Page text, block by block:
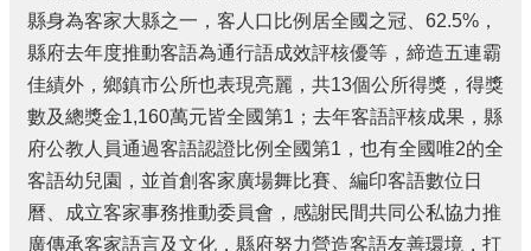
性
別
平
等
專
區
消
費
者
縣身為客家大縣之一，客人口比例居全國之冠、62.5%，
縣府去年度推動客語為通行語成效評核優等，締造五連霸
佳績外，鄉鎮市公所也表現亮麗，共13個公所得獎，得獎
數及總獎金1,160萬元皆全國第1；去年客語評核成果，縣
府公教人員通過客語認證比例全國第1，也有全國唯2的全
客語幼兒園，並首創客家廣場舞比賽、編印客語數位日
曆、成立客家事務推動委員會，感謝民間共同公私協力推
廣傳承客家語言及文化，縣府努力營造客語友善環境，打